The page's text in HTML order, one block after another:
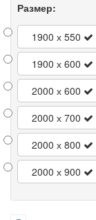
Размер:
1900 х 550
1900 х 600
2000 х 600
2000 х 700
2000 х 800
2000 х 900